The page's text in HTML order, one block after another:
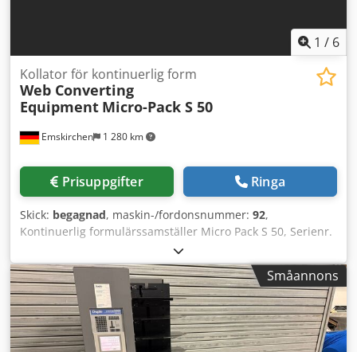
1 / 6
Emskirchen 1 280 km
Kollator för kontinuerlig form
Web Converting
Equipment Micro-Pack S 50
Prisuppgifter Ringa
Skick: begagnad, maskin-/fordonsnummer: 92,
Kontinuerlig formulärssamställer Micro Pack S 50, Serienr.
92-164 / 1992/51/ mpkc 6 stationer Djdpfx Aorbnnpogreck
Maxformat: 330 x 12 tum Omställbar ned till 7 tum
Standard: 240 x 12 tum Inmatningsbredd upp till 55 cm
Krimpning var 2:a tum, med extra kniv Online-
videoinspektion via Skype-video Vi ser gärna att ni besöker
oss – fler maskiner i lager Omedelbart tillgänglig – kan
inspekteras Finns i lager i Emskirchen / Nürnberg – kan
Småannons